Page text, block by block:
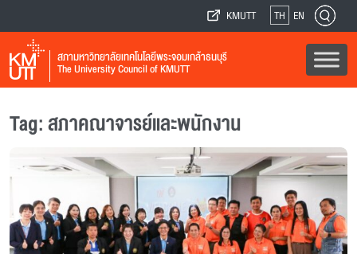
KMUTT TH EN
สภามหาวิทยาลัยเทคโนโลยีพระจอมเกล้าธนบุรี
The University Council of KMUTT
Tag: สภาคณาจารย์และพนักงาน